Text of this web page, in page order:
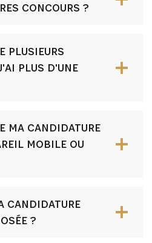
À NOTRE
CONCOURS ?
PLUSIEURS
PLUS D'UNE
MA CANDIDATURE
MOBILE OU
CANDIDATURE
?